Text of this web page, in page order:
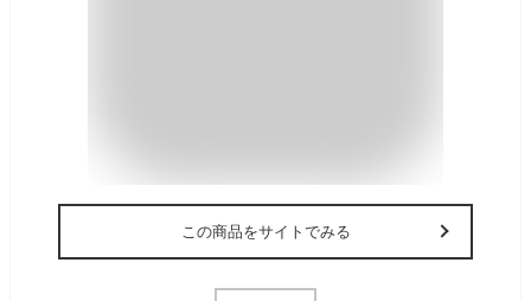
この商品をサイトでみる